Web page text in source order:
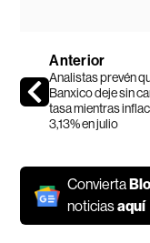
Anterior
Analistas prevén
Banxico deje sin
tasa mientras
3,13% en julio
Convierta
noticiasaquí